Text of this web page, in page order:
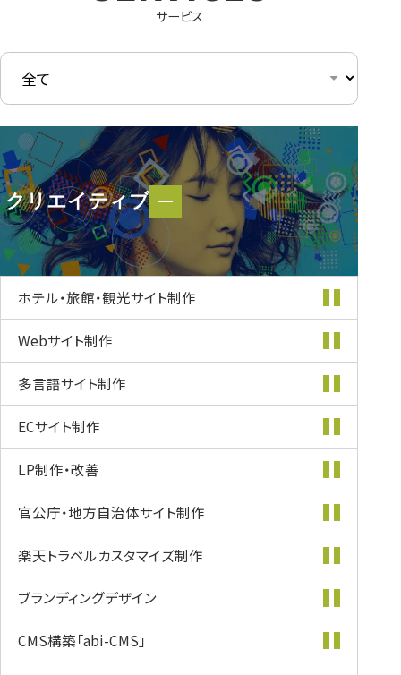
サービス
クリエイティブ
クリエイティブ
ホテル・旅館・観光サイト制作
Webサイト制作
多言語サイト制作
ECサイト制作
LP制作・改善
官公庁・地方自治体サイト制作
楽天トラベルカスタマイズ制作
ブランディングデザイン
CMS構築「abi-CMS」